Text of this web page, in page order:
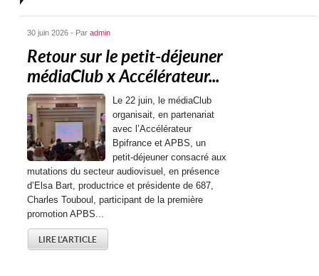
30 juin 2026 - Paradmin
Retour sur le petit-déjeuner
médiaClub x Accélérateur...
Le 22 juin, le médiaClub
organisait, en partenariat
avec l’Accélérateur
Bpifrance et APBS, un
petit-déjeuner consacré aux
mutations du secteur audiovisuel, en présence
d’Elsa Bart, productrice et présidente de 687,
Charles Touboul, participant de la première
promotion APBS...
LIRE L'ARTICLE